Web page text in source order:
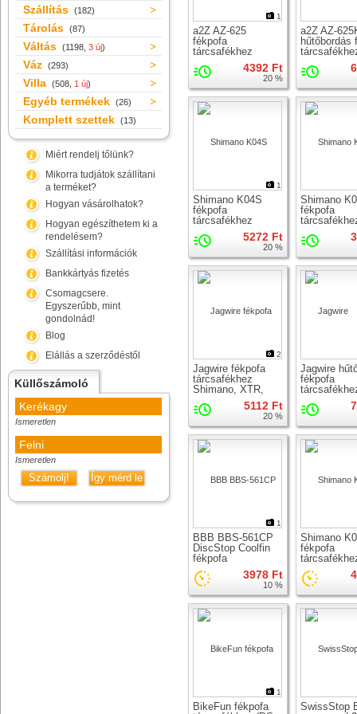
Szállítás (182)
Tárolás (87)
Váltás (1198, 3 új)
Váz (293)
Villa (508, 1 új)
Egyéb termékek (26)
Komplett szettek (13)
Miért rendelj tőlünk?
Mikorra tudjátok szállítani
a terméket?
Hogyan vásárolhatok?
Hogyan egészíthetem ki a
rendelésem?
Szállítási információk
Bankkártyás fizetés
Csomagcsere.
Egyszerűbb, mint
gondolnád!
Blog
Elállás a szerződéstől
Küllőszámoló
Kerékagy
Ismeretlen
Felni
Ismeretlen
Számolj! Így mérd le
1
a2Z AZ-625
fékpofa
tárcsafékhez
4392 Ft
20 %
a2Z AZ-
hűtőbordás
1
Shimano K04S
fékpofa
tárcsafékhez
5272 Ft
20 %
Shimano
fékpofa
2
Jagwire fékpofa
tárcsafékhez
Shimano, XTR,
5112 Ft
20 %
Jagwire
fékpofa
Shimano
Ultegra,
1
BBB BBS-561CP
DiscStop Coolfin
fékpofa
tárcsafékhez (csak
betét, hűtőborda
nélkül)
3978 Ft
10 %
Shimano
fékpofa
1
BikeFun fékpofa
SwissStop